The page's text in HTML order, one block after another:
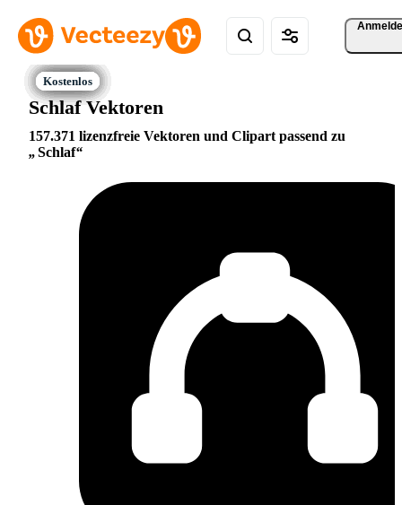
Schlaf Vektoren
157.371 lizenzfreie Vektoren und Clipart passend zu
Schlaf